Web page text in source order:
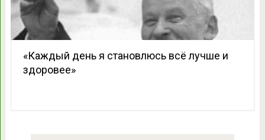
«Каждый день я становлюсь всё лучше и
здоровее»